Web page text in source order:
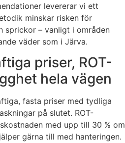
levererar vi ett
minskar risken för
sprickor – vanligt i områden
väder som i Järva.
priser, ROT-
hela vägen
fasta priser med tydliga
på slutet. ROT-
med upp till 30 % om
gärna till med hanteringen.